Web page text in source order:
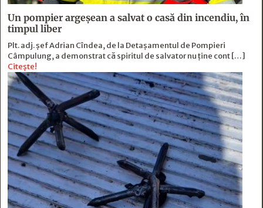
Un pompier argeșean a salvat o casă din incendiu, în
timpul liber
Plt. adj. șef Adrian Cîndea, de la Detașamentul de Pompieri
Câmpulung, a demonstrat că spiritul de salvator nu ține cont […]
Citește!